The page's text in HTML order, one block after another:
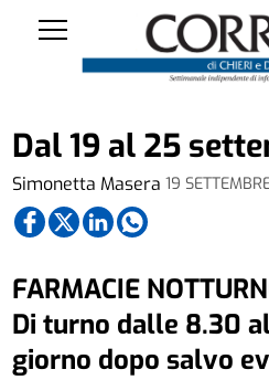
Simonetta Masera 19
Dal 19 al 25
FARMACIE
Di turno dalle 8.30
giorno dopo salvo